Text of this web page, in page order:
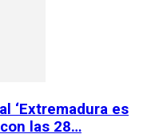
‘Extremadura es
las 28…